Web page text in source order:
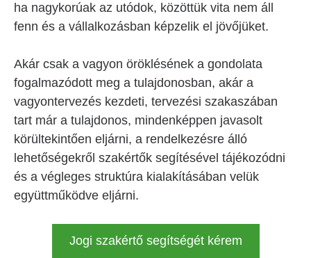
ha nagykorúak az utódok, közöttük vita nem áll
fenn és a vállalkozásban képzelik el jövőjüket.
Akár csak a vagyon öröklésének a gondolata
fogalmazódott meg a tulajdonosban, akár a
vagyontervezés kezdeti, tervezési szakaszában
tart már a tulajdonos, mindenképpen javasolt
körültekintően eljárni, a rendelkezésre álló
lehetőségekről szakértők segítésével tájékozódni
és a végleges struktúra kialakításában velük
együttműködve eljárni.
Jogi szakértő segítségét kérem